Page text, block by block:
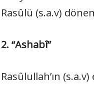
Rasûlü (s.a.v)
2. “Ashabî”
Rasûlullah’ın